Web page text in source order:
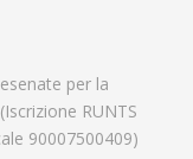
per la
RUNTS
90007500409)